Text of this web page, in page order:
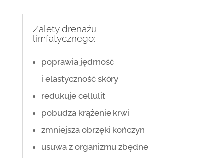
Zalety drenażu
limfatycznego:
poprawia jędrność
i elastyczność skóry
redukuje cellulit
pobudza krążenie krwi
zmniejsza obrzęki kończyn
usuwa z organizmu zbędne